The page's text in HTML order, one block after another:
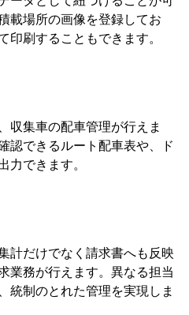
載場所の画像を登録してお
印刷することもできます。
収集車の配車管理が行えま
認できるルート配車表や、ド
力できます。
計だけでなく請求書へも反映
業務が行えます。異なる担当
統制のとれた管理を実現しま